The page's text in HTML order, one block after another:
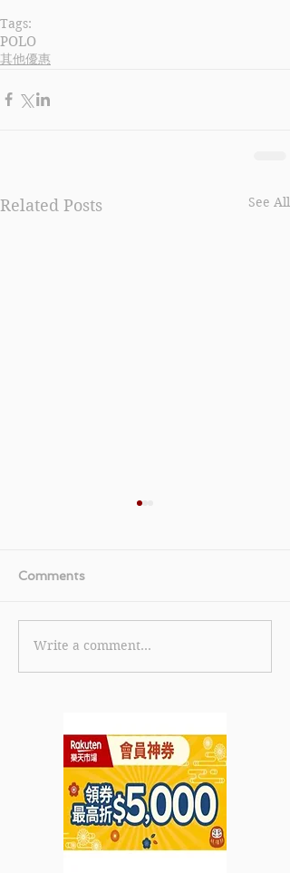
Tags:
POLO
其他優惠
Related Posts See All
《Harvey Nichols 優惠》
購買精選產品 可享低至5
2023年7月14日)
Comments
Write a comment...